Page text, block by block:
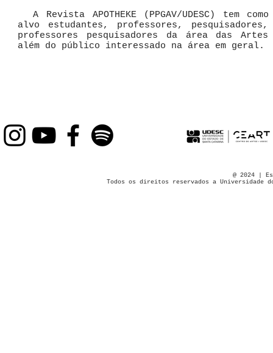
A Revista APOTHEKE (PPGAV/UDESC) tem
alvo estudantes, professores,
professores pesquisadores da área das
além do público interessado na área em geral.
@ 2024 |
Todos os direitos reservados a Universidade